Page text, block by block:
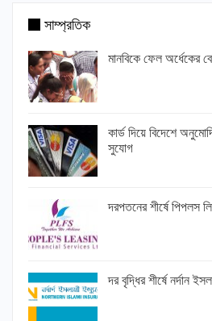
সাম্প্রতিক
মানবিকে ফেল অর্ধেকের
কার্ড দিয়ে বিদেশে
সুযোগ
দরপতনের শীর্ষে পিপলস
দর বৃদ্ধির শীর্ষে নর্দান